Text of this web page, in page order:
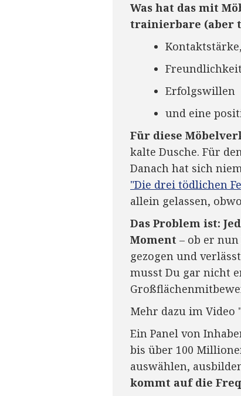
Was hat das mit
trainierbare (aber
Kontaktstärke,
Erfolgswillen
und eine
Für diese
kalte Dusche. Für
Danach hat sich
"Die drei tödlichen
allein gelassen,
Das Problem ist:
Moment – ob er
gezogen und
musst Du gar nicht
Mehr dazu im Video
Ein Panel von
bis über 100
auswählen,
kommt auf die